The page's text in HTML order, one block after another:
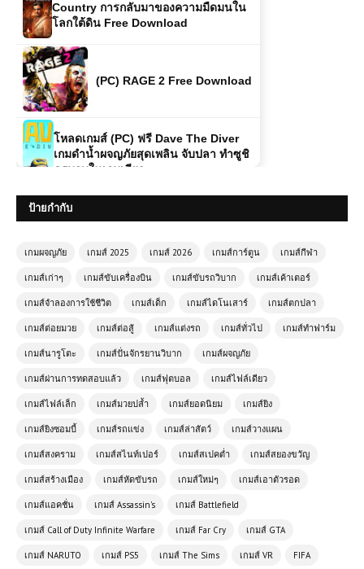
Country การกลับมาของความมืดมนใน
โลกใต้ดิน Free Download
(PC) RAGE 2 Free Download
โหลดเกมส์ (PC) ฟรี Dave The Diver
เกมดำน้ำผจญภัยสุดเพลิน จับปลา ทำซูชิ
ครบจบในเกมเดียว
โหลดเกมส์ (PC) ฟรี Thekku Island เกม
Warfare 3
Free Download | 72 GB
Chornoby l Free Download
โหลดเกมส์ (PC) ฟรี Resident Evil 5
แอฟริกาสุดระทึก
ป้ายกำกับ
เกมผจญภัย เกมส์ 2025 เกมส์ 2026 เกมส์การ์ตูน เกมส์กีฬา
เกมส์เก่าๆ เกมส์ขับเครื่องบิน เกมส์ขับรถวิบาก เกมส์เค้าเตอร์
เกมส์จำลองการใช้ชีวิต เกมส์เด็ก เกมส์ไดโนเสาร์ เกมส์ตกปลา
เกมส์ต่อยมวย เกมส์ต่อสู้ เกมส์แต่งรถ เกมส์ทั่วไป เกมส์ทำฟาร์ม
เกมส์นารูโตะ เกมส์ปั่นจักรยานวิบาก เกมส์ผจญภัย
เกมส์ผ่านการทดสอบแล้ว เกมส์ฟุตบอล เกมส์ไฟล์เดียว
เกมส์ไฟล์เล็ก เกมส์มวยปล้ำ เกมส์ยอดนิยม เกมส์ยิง
เกมส์ยิงซอมบี้ เกมส์รถแข่ง เกมส์ล่าสัตว์ เกมส์วางแผน
เกมส์สงคราม เกมส์สไนท์เปอร์ เกมส์สเปคต่ำ เกมส์สยองขวัญ
เกมส์สร้างเมือง เกมส์หัดขับรถ เกมส์ใหม่ๆ เกมส์เอาตัวรอด
เกมส์แอคชั่น เกมส์ Assassin's เกมส์ Battlefield
เกมส์ Call of Duty Infinite Warfare เกมส์ Far Cry เกมส์ GTA
เกมส์ NARUTO เกมส์ PS5 เกมส์ The Sims เกมส์ VR FIFA